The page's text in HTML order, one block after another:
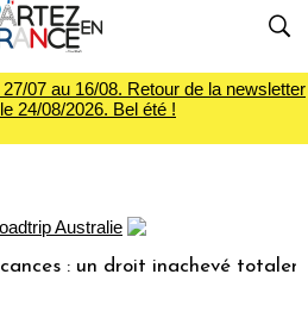
07 au 16/08. Retour de la newsletter
24/08/2026. Bel été !
un droit inachevé totalement